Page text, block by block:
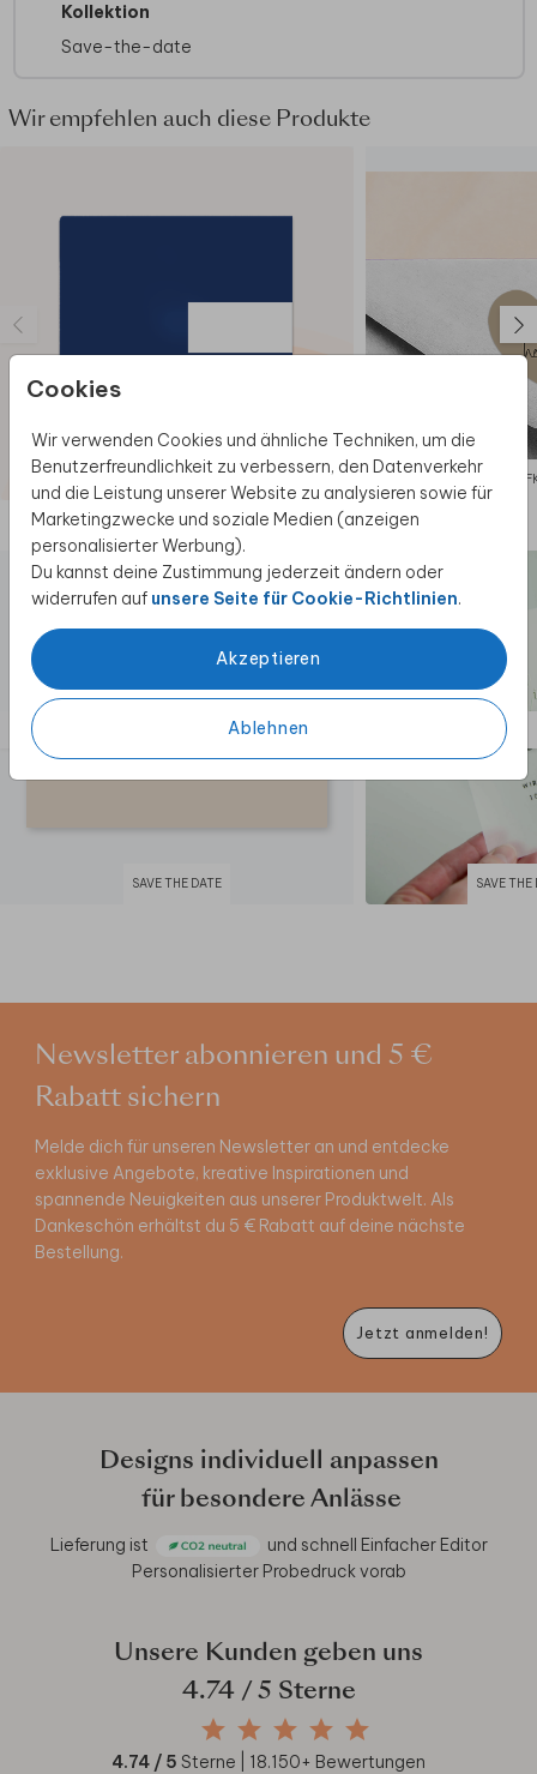
Cookies
Wir verwenden Cookies und ähnliche Techniken, um die
Benutzerfreundlichkeit zu verbessern, den Datenverkehr
und die Leistung unserer Website zu analysieren sowie für
Marketingzwecke und soziale Medien (anzeigen
personalisierter Werbung).
Du kannst deine Zustimmung jederzeit ändern oder
widerrufen auf unsere Seite für Cookie-Richtlinien.
Akzeptieren
Ablehnen
Möglicherweise sind aufgrund des
Dateiformats bestimmte Abbildungen des
möchtest, wähle eine Karte im Kraftpapier-
echtem Kraftpapier nicht möglich ist.
Kollektion
Save-the-date
Wir empfehlen auch diese Produkte
Diese Produkte könnten dir auch gefallen
SAVE THE DATE SAVE
Newsletter abonnieren und 5 €
Rabatt sichern
Melde dich für unseren Newsletter an und entdecke
exklusive Angebote, kreative Inspirationen und
spannende Neuigkeiten aus unserer Produktwelt. Als
Dankeschön erhältst du 5 € Rabatt auf deine nächste
Bestellung.
Jetzt anmelden!
Designs individuell anpassen
für besondere Anlässe
Lieferung ist und schnell Einfacher Editor
Personalisierter Probedruck vorab
Unsere Kunden geben uns
4.74/ 5 Sterne
4.74 / 5 Sterne | 18.150+ Bewertungen